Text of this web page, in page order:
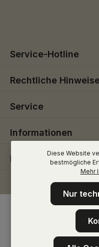
Service-Hotline
Rechtliche
Service
Informationen
Folge uns
Diese Website
bestmögliche
Mehr
Nur